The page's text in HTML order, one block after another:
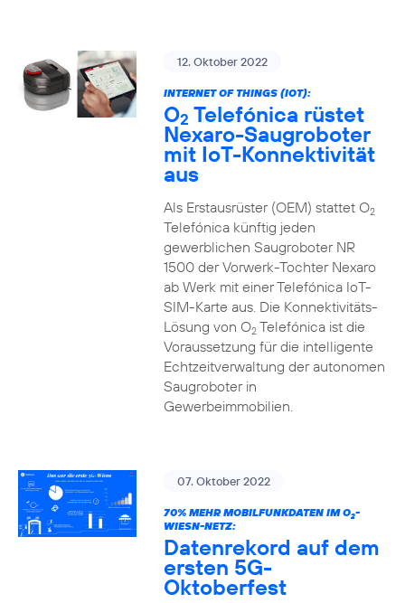
12. Oktober 2022
INTERNET OF THINGS (IOT):
O2 Telefónica rüstet
Nexaro-Saugroboter
mit IoT-Konnektivität
aus
Als Erstausrüster (OEM) stattet O2
Telefónica künftig jeden
gewerblichen Saugroboter NR
1500 der Vorwerk-Tochter Nexaro
ab Werk mit einer Telefónica IoT-
SIM-Karte aus. Die Konnektivitäts-
Lösung von O2Telefónica ist die
Voraussetzung für die intelligente
Echtzeitverwaltung der autonomen
Saugroboter in
Gewerbeimmobilien.
07. Oktober 2022
70% MEHR MOBILFUNKDATEN IM O2-
WIESN-NETZ:
Datenrekord auf dem
ersten 5G-
Oktoberfest